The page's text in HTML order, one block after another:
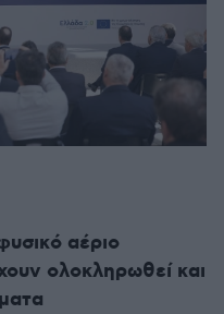
αέριο
ολοκληρωθεί και